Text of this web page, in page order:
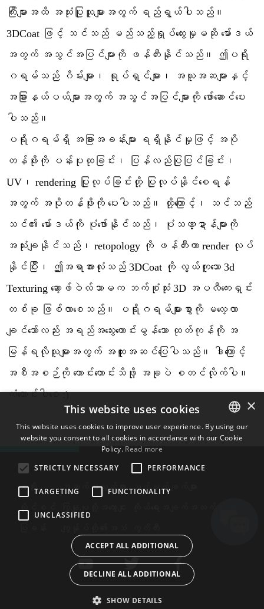
ကြီးများအထိ အသုံးပြုသူများအတွက် ရည်ရွယ်ပါသည်။
3DCoat ဖြင့် သင်သည် မည်သည့်ရှုပ်ထွေးမှုမဆို မော်ဒယ်
အတွက် အသွင်အပြင်များကို ဖန်တီးနိုင်သည်။ ဤပရို
ဂရမ်သည် ဂိမ်းများ၊ ရုပ်ရှင်များ၊ အယူအဆများနှင့်
အခြားနယ်ပယ်များအတွက် အသွင်အပြင်များကို ဖော်ဆောင်ပေး
ပါသည်။
ပရိုဂရမ်ရှိ အခြားအခန်းများ ရရှိနိုင်မှုဖြင့် အပို
တန်ဖိုးကို ပန်းပုထုခြင်း၊ ပြန်လည်ပြုပြင်ခြင်း၊
UV၊ rendering ပြုလုပ်ခြင်းတို့ ပြုလုပ်နိုင်စေရန်
အတွက် အပိုတန်ဖိုးကို ပေးပါသည်။ ထို့ကြောင့်၊ သင်သည်
သင်၏ မော်ဒယ်ကို ပုံဖော်နိုင်သည်၊ ပုံသဏ္ဍာန်များကို
အသုံးချနိုင်သည်၊ retopology ကို ဖန်တီးကာ render လုပ်
နိုင်ပြီး၊ ဤအရာအားလုံးသည် 3DCoat ကို လွယ်ကူသော 3d
Texturing ဆော့ဖ်ဝဲလ်သာမက ဘက်စုံသုံး 3D အပလီကေးရှင်း
တစ်ခု ဖြစ်လာစေသည်။ ပရိုဂရမ်များစွာကို မလေ့လာ
ချင်သော်လည်း အရည်အသွေးကောင်းမွန်သော ထုတ်ကုန်ကို အ
မြန်ရလိုသူများအတွက် အထူးအဆင်ပြေပါသည်။ ဒါကြောင့်
အစီအစဉ်ကို ကောင်းကောင်းသိဖို့ အခုပဲ စတင်လိုက်ပါ။
ကံကောင်းပါစေ :)
စတိုး အဆက်အသွယ်များ သတ်မှတ်ချက်များ
ENGLISH
×
This website uses cookies
This website uses cookies to improve user experience. By using our
website you consent to all cookies in accordance with our Cookie
Policy. Read more
STRICTLY NECESSARY
PERFORMANCE
TARGETING FUNCTIONALITY
UNCLASSIFIED
ACCEPT ALL ADDITIONAL
DECLINE ALL ADDITIONAL
SHOW DETAILS